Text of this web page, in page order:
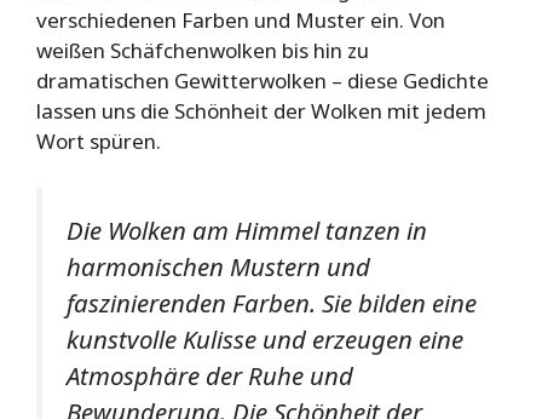
verschiedenen Farben und Muster ein. Von
weißen Schäfchenwolken bis hin zu
dramatischen Gewitterwolken – diese Gedichte
lassen uns die Schönheit der Wolken mit jedem
Wort spüren.
Die Wolken am Himmel tanzen in
harmonischen Mustern und
faszinierenden Farben. Sie bilden eine
kunstvolle Kulisse und erzeugen eine
Atmosphäre der Ruhe und
Bewunderung. Die Schönheit der